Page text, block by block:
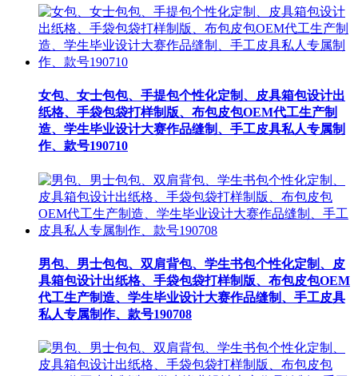
女包、女士包包、手提包个性化定制、皮具箱包设计出
纸格、手袋包袋打样制版、布包皮包OEM代工生产制
造、学生毕业设计大赛作品缝制、手工皮具私人专属制
作、款号190710
男包、男士包包、双肩背包、学生书包个性化定制、皮
具箱包设计出纸格、手袋包袋打样制版、布包皮包OEM
代工生产制造、学生毕业设计大赛作品缝制、手工皮具
私人专属制作、款号190708